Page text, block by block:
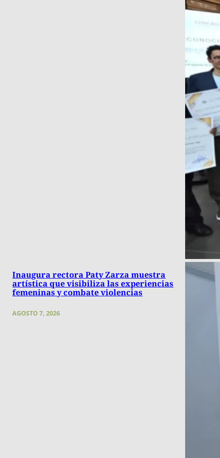
Inaugura rectora Paty Zarza muestra
artística que visibiliza las experiencias
femeninas y combate violencias
AGOSTO 7, 2026